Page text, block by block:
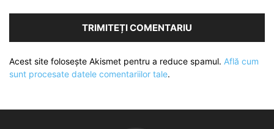
Acest site folosește Akismet pentru a reduce spamul. Află cum
sunt procesate datele comentariilor tale.